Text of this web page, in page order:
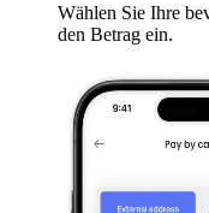
Wählen Sie Ihre
den Betrag ein.